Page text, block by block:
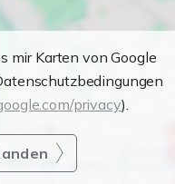
mir Karten von Google
privacy).